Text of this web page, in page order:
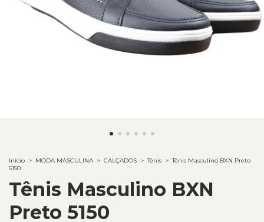
Início > MODA MASCULINA > CALÇADOS > Tênis > Tênis Masculino BXN Preto
5150
Tênis Masculino BXN
Preto 5150